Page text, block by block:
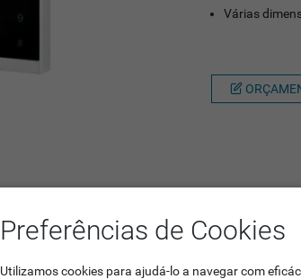
Várias
Preferências de Cookies
Utilizamos cookies para ajudá-lo a navegar com